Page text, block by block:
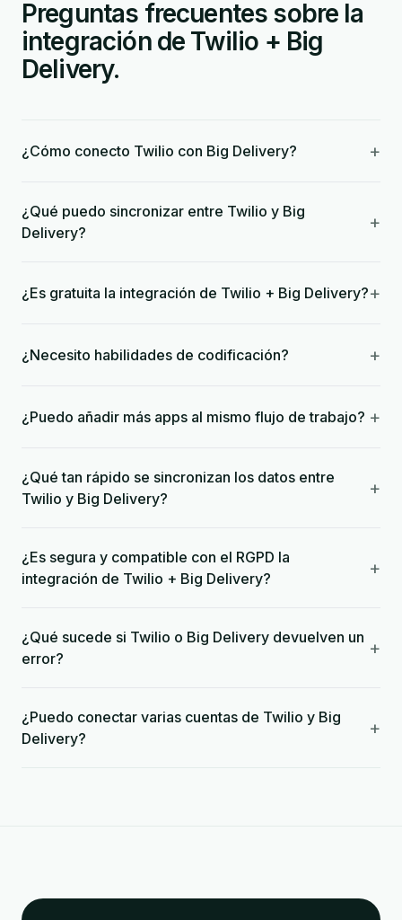
Preguntas frecuentes sobre la
integración de Twilio + Big
Delivery.
¿Cómo conecto Twilio con Big Delivery? +
¿Qué puedo sincronizar entre Twilio y Big
Delivery?
+
¿Es gratuita la integración de Twilio + Big Delivery?+
¿Necesito habilidades de codificación? +
¿Puedo añadir más apps al mismo flujo de trabajo? +
¿Qué tan rápido se sincronizan los datos entre
Twilio y Big Delivery?
+
¿Es segura y compatible con el RGPD la
integración de Twilio + Big Delivery?
+
¿Qué sucede si Twilio o Big Delivery devuelven un
error?
+
¿Puedo conectar varias cuentas de Twilio y Big
Delivery?
+